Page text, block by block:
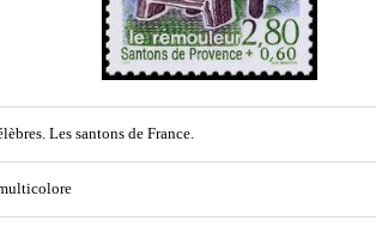
Les santons de France.